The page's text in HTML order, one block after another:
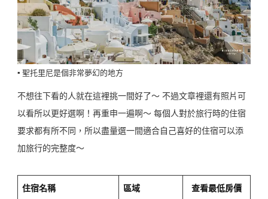
▪️ 聖托里尼是個非常夢幻的地方
不想往下看的人就在這裡挑一間好了～ 不過文章裡還有照片可
以看所以更好選啊！再重申一遍啊～ 每個人對於旅行時的住宿
要求都有所不同，所以盡量選一間適合自己喜好的住宿可以添
加旅行的完整度～
住宿名稱 區域 查看最低房價